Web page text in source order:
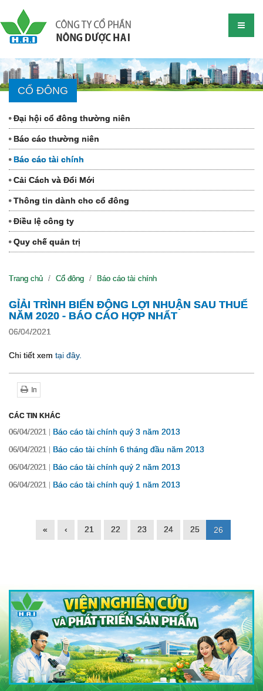
CỔ ĐÔNG
Đại hội cổ đông thường niên
Báo cáo thường niên
Báo cáo tài chính
Cải Cách và Đổi Mới
Thông tin dành cho cổ đông
Điều lệ công ty
Quy chế quản trị
Trang chủ Cổ đông Báo cáo tài chính
GỈẢI TRÌNH BIẾN ĐỘNG LỢI NHUẬN SAU THUẾ
NĂM 2020 - BÁO CÁO HỢP NHẤT
06/04/2021
Chi tiết xem tại đây.
In
CÁC TIN KHÁC
06/04/2021 Báo cáo tài chính quý 3 năm 2013
06/04/2021 Báo cáo tài chính 6 tháng đầu năm 2013
06/04/2021 Báo cáo tài chính quý 2 năm 2013
06/04/2021 Báo cáo tài chính quý 1 năm 2013
« ‹ 21 22 23 24 25 26